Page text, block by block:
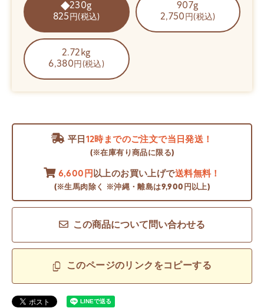
230g
825 円(税込)
907g
2,750 円(税込)
2.72kg
6,380 円(税込)
平日 12時までのご注文で当日発送！
(※在庫有り商品に限る)
6,600円 以上のお買い上げで送料無料！
(※生馬肉除く ※沖縄・離島は9,900円以上)
この商品について問い合わせる
このページのリンクをコピーする